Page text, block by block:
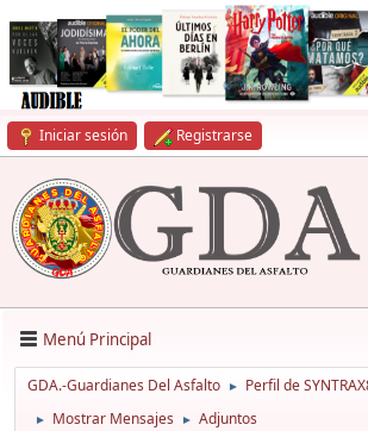
Iniciar sesión Registrarse
Menú Principal
GDA.-Guardianes Del Asfalto ► Perfil de
► Mostrar Mensajes ► Adjuntos